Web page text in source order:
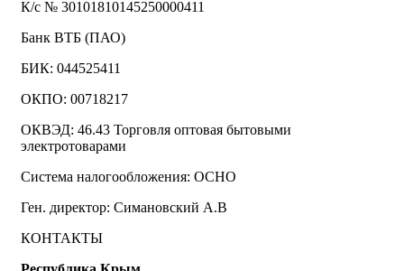
К/с № 30101810145250000411
Банк ВТБ (ПАО)
БИК: 044525411
ОКПО: 00718217
ОКВЭД: 46.43 Торговля оптовая бытовыми
электротоварами
Система налогообложения: ОСНО
Ген. директор: Симановский А.В
КОНТАКТЫ